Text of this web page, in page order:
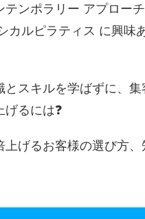
テンポラリー アプロー
カルピラティス に興味
とスキルを学ばずに、集
るには❓
上げるお客様の選び方、